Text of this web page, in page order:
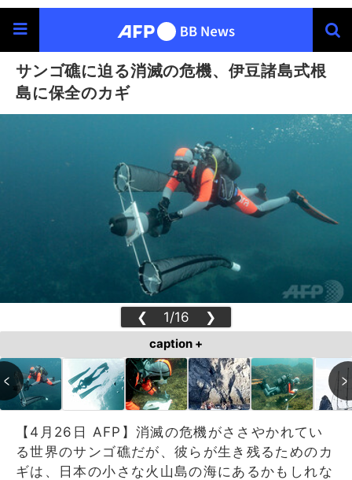
サンゴ礁に迫る消滅の危機、伊豆諸島式根
島に保全のカギ
❮ 1/16 ❯
caption +
【4月26日 AFP】消滅の危機がささやかれてい
る世界のサンゴ礁だが、彼らが生き残るためのカ
ギは、日本の小さな火山島の海にあるかもしれな